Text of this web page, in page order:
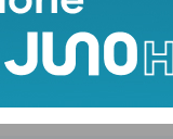
Rocca di Castruccio